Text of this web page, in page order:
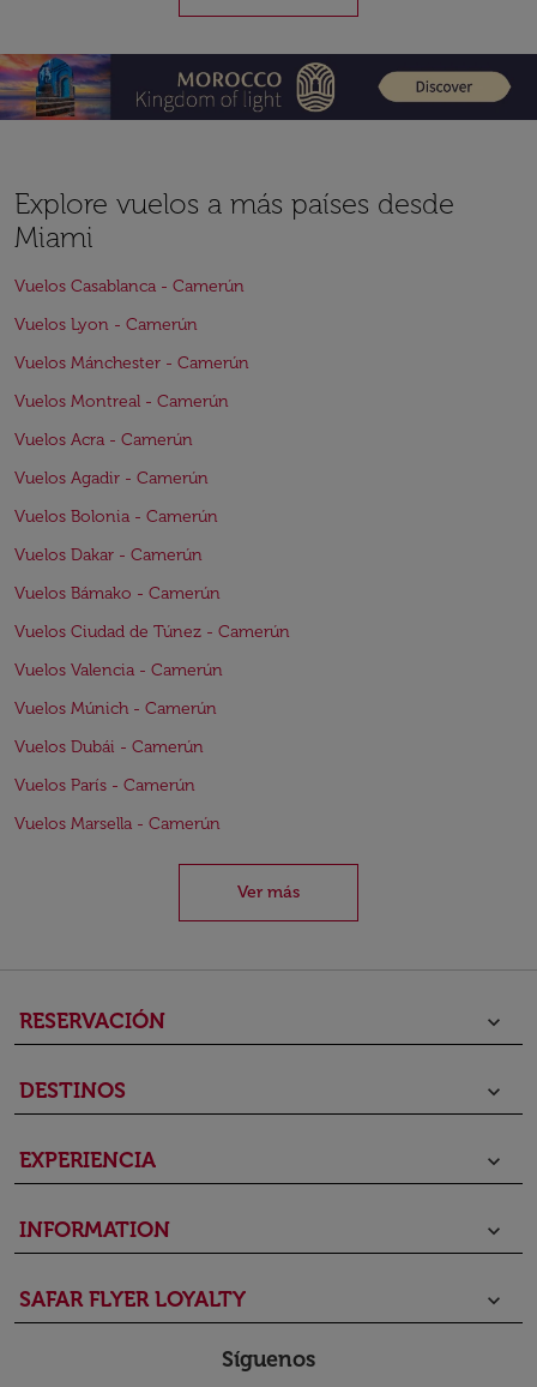
Explore vuelos a más países desde
Miami
Vuelos Casablanca - Camerún
Vuelos Lyon - Camerún
Vuelos Mánchester - Camerún
Vuelos Montreal - Camerún
Vuelos Acra - Camerún
Vuelos Agadir - Camerún
Vuelos Bolonia - Camerún
Vuelos Dakar - Camerún
Vuelos Bámako - Camerún
Vuelos Ciudad de Túnez - Camerún
Vuelos Valencia - Camerún
Vuelos Múnich - Camerún
Vuelos Dubái - Camerún
Vuelos París - Camerún
Vuelos Marsella - Camerún
Ver más
RESERVACIÓN keyboard_arrow_down
DESTINOS keyboard_arrow_down
EXPERIENCIA keyboard_arrow_down
INFORMATION keyboard_arrow_down
SAFAR FLYER LOYALTY keyboard_arrow_down
Síguenos